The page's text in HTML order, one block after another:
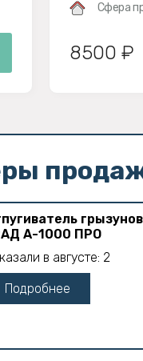
Сфера
8500 ₽
А-1000 ПРО
в августе: 2
Подробнее